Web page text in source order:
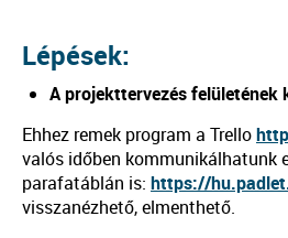
Lépések:
A projekttervezés felületének
Ehhez remek program a Trello
valós időben kommunikálhatunk
parafatáblán is: https://
visszanézhető, elmenthető.